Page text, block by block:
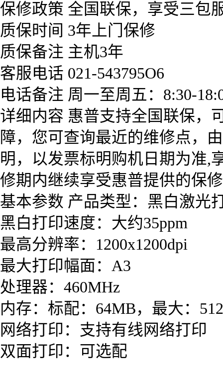
保修政策 全国联保，享受三包
质保时间 3年上门保修
质保备注 主机3年
客服电话 021-543795O6
电话备注 周一至周五：8:30-
详细内容 惠普支持全国联保，
障，您可查询最近的维修点，
明，以发票标明购机日期为准,
修期内继续享受惠普提供的保
基本参数 产品类型：黑白激光
黑白打印速度：大约35ppm
最高分辨率：1200x1200dpi
最大打印幅面：A3
处理器：460MHz
内存：标配：64MB，最大：
网络打印：支持有线网络打印
双面打印：可选配